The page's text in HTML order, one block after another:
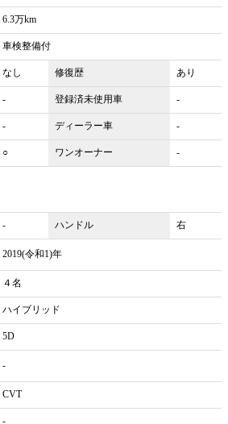
6.3万km
車検整備付
なし 修復歴 あり
- 登録済未使用車 -
- ディーラー車 -
○ ワンオーナー -
- ハンドル
右
2019(令和1)年
４名
ハイブリッド
5D
-
CVT
-